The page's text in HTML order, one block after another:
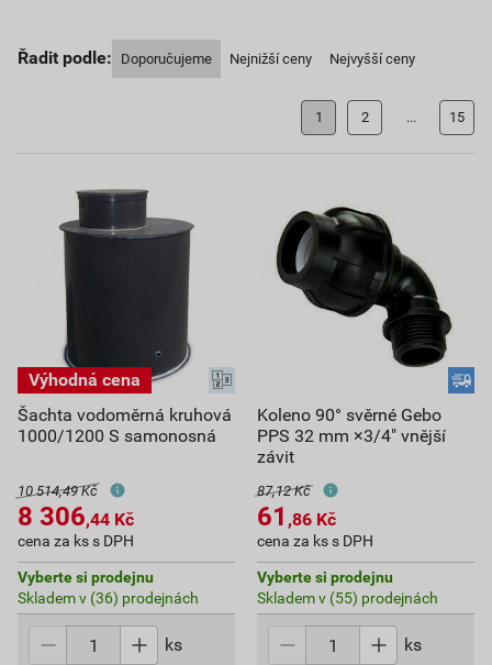
Řadit podle: Doporučujeme Nejnižší ceny Nejvyšší ceny
1 2 ... 15
Šachta vodoměrná kruhová
1000/1200 S samonosná
10 514,49 Kč
8 306,44 Kč
cena za ks s DPH
Vyberte si prodejnu
Skladem v (36) prodejnách
ks
Koleno 90° svěrné Gebo
PPS 32 mm ×3/4" vnější
závit
87,12 Kč
61 ,86 Kč
cena za ks s DPH
Vyberte si prodejnu
Skladem v (55) prodejnách
ks